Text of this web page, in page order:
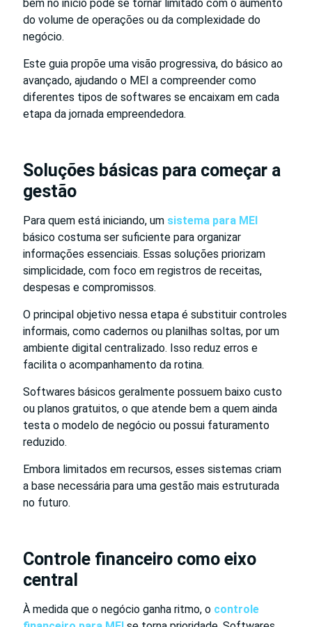
bem no início pode se tornar limitado com o aumento
do volume de operações ou da complexidade do
negócio.
Este guia propõe uma visão progressiva, do básico ao
avançado, ajudando o MEI a compreender como
diferentes tipos de softwares se encaixam em cada
etapa da jornada empreendedora.
Soluções básicas para começar a
gestão
Para quem está iniciando, um sistema para MEI
básico costuma ser suficiente para organizar
informações essenciais. Essas soluções priorizam
simplicidade, com foco em registros de receitas,
despesas e compromissos.
O principal objetivo nessa etapa é substituir controles
informais, como cadernos ou planilhas soltas, por um
ambiente digital centralizado. Isso reduz erros e
facilita o acompanhamento da rotina.
Softwares básicos geralmente possuem baixo custo
ou planos gratuitos, o que atende bem a quem ainda
testa o modelo de negócio ou possui faturamento
reduzido.
Embora limitados em recursos, esses sistemas criam
a base necessária para uma gestão mais estruturada
no futuro.
Controle financeiro como eixo
central
À medida que o negócio ganha ritmo, o controle